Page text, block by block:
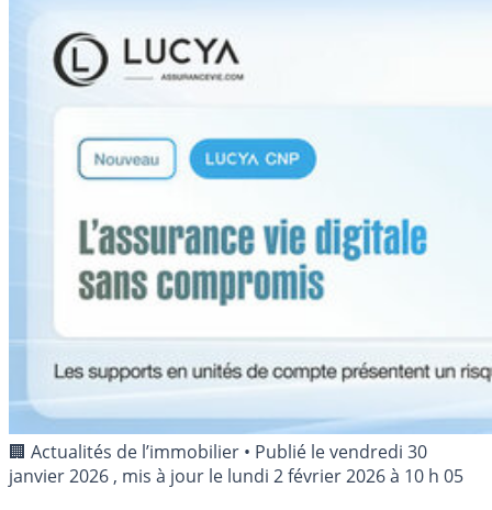
🏢 Actualités de l’immobilier • Publié levendredi 30
janvier 2026 , mis à jour le lundi 2 février 2026 à 10 h 05